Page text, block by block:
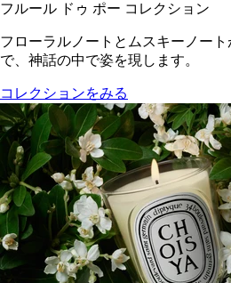
フルール ドゥ ポー コレクション
フローラルノートとムスキーノー
で、神話の中で姿を現します。
コレクションをみる